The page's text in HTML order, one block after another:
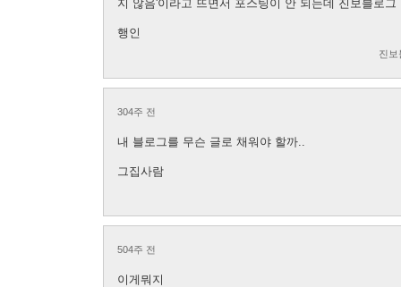
지 않음'이라고 뜨면서 포스팅이 안 되는데 진보블로
행인
진보
304주 전
내 블로그를 무슨 글로 채워야 할까..
그집사람
504주 전
이게뭐지